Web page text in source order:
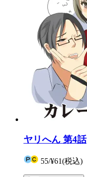
ヤリへん 第4話
55/¥61(税込)